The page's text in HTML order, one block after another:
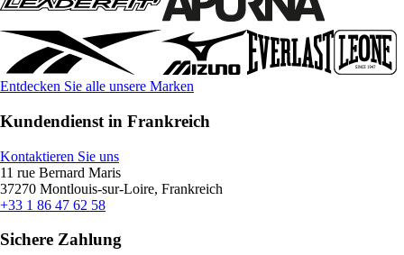
Entdecken Sie alle unsere Marken
Kundendienst in Frankreich
Kontaktieren Sie uns
11 rue Bernard Maris
37270 Montlouis-sur-Loire, Frankreich
+33 1 86 47 62 58
Sichere Zahlung